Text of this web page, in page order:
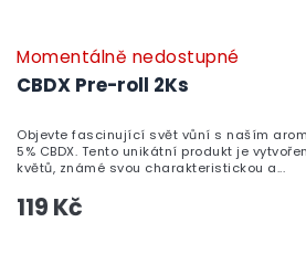
CBDX Pre-roll 2Ks
Momentálně nedostupné
119 Kč
Objevte fascinující svět vůní s naším
5% CBDX. Tento unikátní produkt je
květů, známé svou charakteristickou a...